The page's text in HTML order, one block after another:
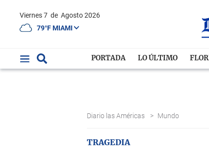
Viernes 7 de Agosto 2026
79°F MIAMI
PORTADA LO ÚLTIMO
Diario las Américas > Mundo
TRAGEDIA